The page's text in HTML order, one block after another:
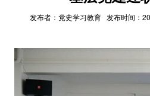
发布者：党史学习教育 发布时间：